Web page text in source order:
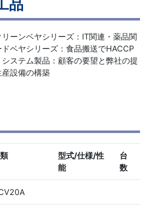
品
ーンベヤシリーズ：IT関連・薬品関
ベヤシリーズ：食品搬送でHACCP
テム製品：顧客の要望と弊社の提
設備の構築
型式/仕様/性
能
台
数